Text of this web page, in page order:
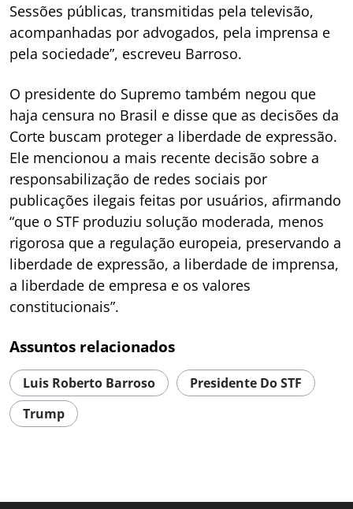
Sessões públicas, transmitidas pela televisão,
acompanhadas por advogados, pela imprensa e
pela sociedade”, escreveu Barroso.
O presidente do Supremo também negou que
haja censura no Brasil e disse que as decisões da
Corte buscam proteger a liberdade de expressão.
Ele mencionou a mais recente decisão sobre a
responsabilização de redes sociais por
publicações ilegais feitas por usuários, afirmando
“que o STF produziu solução moderada, menos
rigorosa que a regulação europeia, preservando a
liberdade de expressão, a liberdade de imprensa,
a liberdade de empresa e os valores
constitucionais”.
Assuntos relacionados
Luis Roberto Barroso
Presidente Do STF
Trump